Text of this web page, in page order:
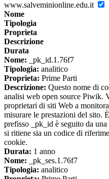
www.salveminionline.edu.it
Nome
Tipologia
Proprieta
Descrizione
Durata
Nome: _pk_id.1.76f7
Tipologia: analitico
Proprieta: Prime Parti
Descrizione: Questo nome di
analisi web open source Piwik.
proprietari di siti Web a
misurare le prestazioni del sito.
prefisso _pk_id è seguito da
si ritiene sia un codice di
cookie.
Durata: 1 anno
Nome: _pk_ses.1.76f7
Tipologia: analitico